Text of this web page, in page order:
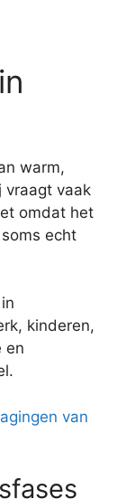
warm,
vraagt vaak
omdat het
echt
kinderen,
en
van